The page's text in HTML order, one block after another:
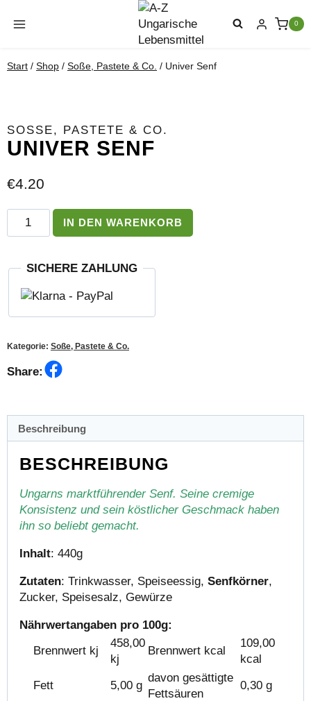
Inhalt
0
Start / Shop / Soße, Pastete & Co. / Univer Senf
SOSSE, PASTETE & CO.
UNIVER SENF
€4.20
Univer
Senf
IN DEN WARENKORB
SICHERE ZAHLUNG
Kategorie: Soße, Pastete & Co.
Share:
Beschreibung
BESCHREIBUNG
Ungarns marktführender Senf. Seine cremige
Konsistenz und sein köstlicher Geschmack haben
ihn so beliebt gemacht.
Inhalt: 440g
Zutaten: Trinkwasser, Speiseessig, Senfkörner,
Zucker, Speisesalz, Gewürze
Nährwertangaben pro 100g:
Brennwert kj
458,00
kj
Brennwert kcal
109,00
kcal
Fett
5,00 g
davon gesättigte
Fettsäuren
0,30 g